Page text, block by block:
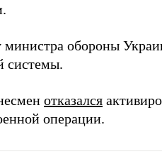
министра обороны
системы.
отказался
операции.